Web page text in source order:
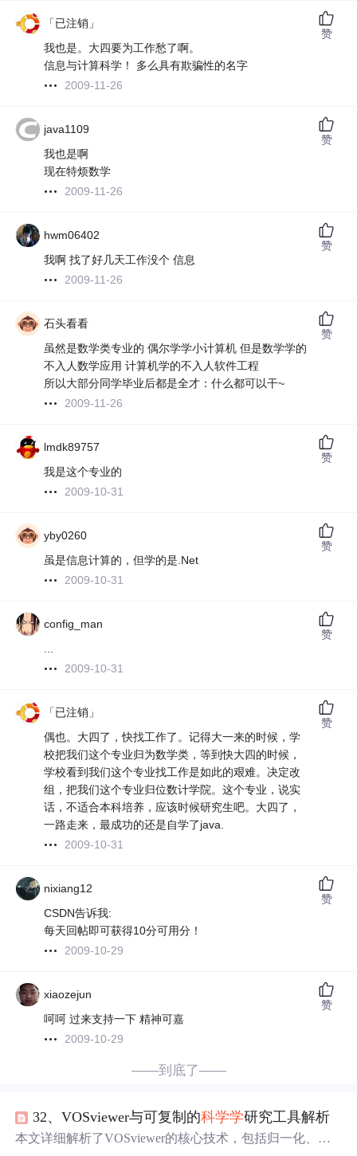
「已注销」
我也是。大四要为工作愁了啊。
信息与计算科学！ 多么具有欺骗性的名字
2009-11-26
赞
java1109
我也是啊
现在特烦数学
2009-11-26
赞
hwm06402
我啊 找了好几天工作没个 信息
2009-11-26
赞
石头看看
虽然是数学类专业的 偶尔学学小计算机 但是数学学的
不入人数学应用 计算机学的不入人软件工程
所以大部分同学毕业后都是全才：什么都可以干~
2009-11-26
赞
lmdk89757
我是这个专业的
2009-10-31
赞
yby0260
虽是信息计算的，但学的是.Net
2009-10-31
赞
config_man
...
2009-10-31
赞
「已注销」
偶也。大四了，快找工作了。记得大一来的时候，学
校把我们这个专业归为数学类，等到快大四的时候，
学校看到我们这个专业找工作是如此的艰难。决定改
组，把我们这个专业归位数计学院。这个专业，说实
话，不适合本科培养，应该时候研究生吧。大四了，
一路走来，最成功的还是自学了java.
2009-10-31
赞
nixiang12
CSDN告诉我:
每天回帖即可获得10分可用分！
2009-10-29
赞
xiaozejun
呵呵 过来支持一下 精神可嘉
2009-10-29
赞
——到底了——
32、VOSviewer与可复制的科学学研究工具解析
本文详细解析了VOSviewer的核心技术，包括归一化、映